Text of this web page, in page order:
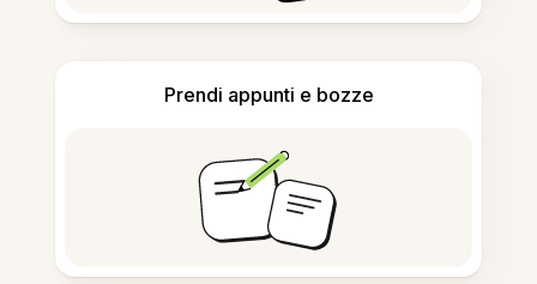
Prendi appunti e bozze